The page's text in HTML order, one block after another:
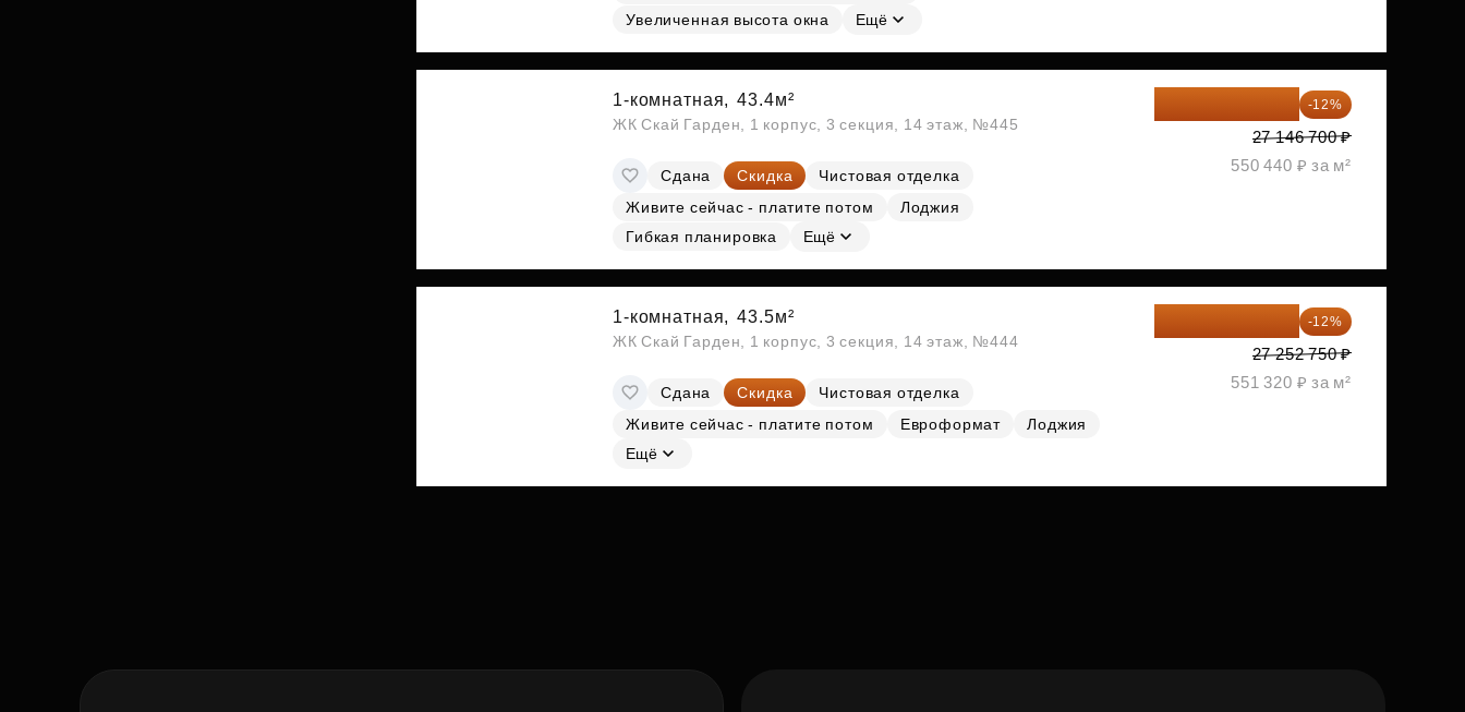
Увеличенная высота окна
Ещё
1-комнатная, 43.4м²
ЖК Скай Гарден, 1 корпус, 3 секция, 14 этаж, №445
Сдана Скидка
Чистовая отделка
Живите сейчас - платите потом
Лоджия
Гибкая планировка
Ещё
-12%
27 146 700 ₽
550 440 ₽ за м²
1-комнатная, 43.5м²
ЖК Скай Гарден, 1 корпус, 3 секция, 14 этаж, №444
Сдана Скидка
Чистовая отделка
Живите сейчас - платите потом
Евроформат
Лоджия
Ещё
-12%
27 252 750 ₽
551 320 ₽ за м²